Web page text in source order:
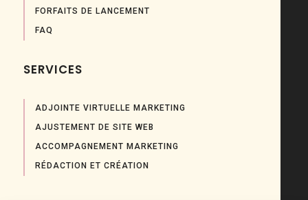
FORFAITS DE LANCEMENT
FAQ
SERVICES
ADJOINTE VIRTUELLE MARKETING
AJUSTEMENT DE SITE WEB
ACCOMPAGNEMENT MARKETING
RÉDACTION ET CRÉATION